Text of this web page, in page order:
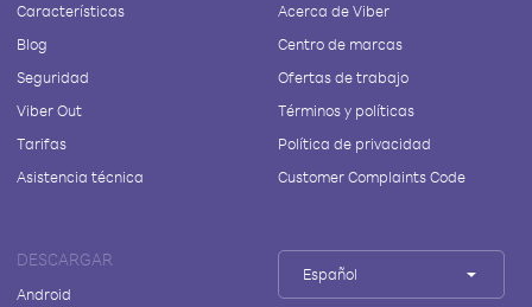
Características
Blog
Seguridad
Viber Out
Tarifas
Asistencia técnica
Acerca de Viber
Centro de marcas
Ofertas de trabajo
Términos y políticas
Política de privacidad
Customer Complaints Code
DESCARGAR
Android
Español